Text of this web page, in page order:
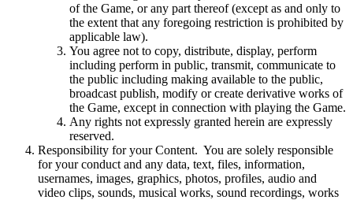
of the Game, or any part thereof (except as and only to
the extent that any foregoing restriction is prohibited by
applicable law).
You agree not to copy, distribute, display, perform
including perform in public, transmit, communicate to
the public including making available to the public,
broadcast publish, modify or create derivative works of
the Game, except in connection with playing the Game.
Any rights not expressly granted herein are expressly
reserved.
Responsibility for your Content. You are solely responsible
for your conduct and any data, text, files, information,
usernames, images, graphics, photos, profiles, audio and
video clips, sounds, musical works, sound recordings, works